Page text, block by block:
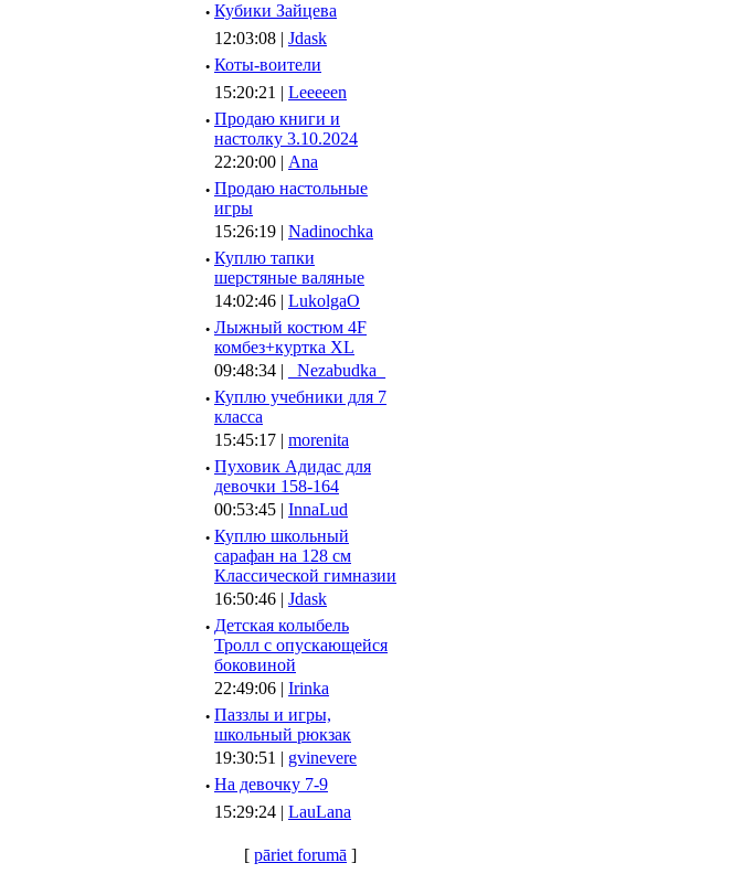
· Кубики Зайцева
12:03:08 | Jdask
· Коты-воители
15:20:21 | Leeeeen
· Продаю книги и
настолку 3.10.2024
22:20:00 | Ana
· Продаю настольные
игры
15:26:19 | Nadinochka
· Куплю тапки
шерстяные валяные
14:02:46 | LukolgaO
· Лыжный костюм 4F
комбез+куртка XL
09:48:34 |
_Nezabudka_
· Куплю учебники для 7
класса
15:45:17 | morenita
· Пуховик Адидас для
девочки 158-164
00:53:45 | InnaLud
· Куплю школьный
сарафан на 128 см
Классической гимназии
16:50:46 | Jdask
· Детская колыбель
Тролл с опускающейся
боковиной
22:49:06 | Irinka
· Паззлы и игры,
школьный рюкзак
19:30:51 | gvinevere
· Hа девочку 7-9
15:29:24 | LauLana
[ pāriet forumā ]